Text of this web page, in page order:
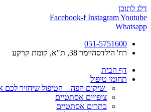
דלג לתוכן
Facebook-f InstagramYoutube
Whatsapp
051-5751600
רח' הילדסהיימר 38, ת"א, קומת קרקע
דף הבית
תחומי טיפול
שיקום הפה – הטיפול שיחזיר לכם
ציפויים אסתטיים
כתרים אסתטיים